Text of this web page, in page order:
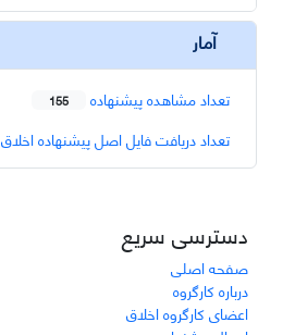
آمار
تعداد مشاهده پیشنهاده 155
تعداد دریافت فایل اصل پیشنهاده اخلاق
دسترسی سریع
صفحه اصلی
درباره کارگروه
اعضای کارگروه اخلاق